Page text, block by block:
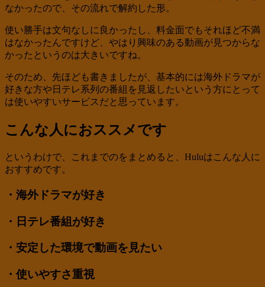
なかったので、その流れで解約した形。
使い勝手は文句なしに良かったし、料金面でもそれほど不満
はなかったんですけど、やはり興味のある動画が見つからな
かったというのは大きいですね。
そのため、先ほども書きましたが、基本的には海外ドラマが
好きな方や日テレ系列の番組を見返したいという方にとって
は使いやすいサービスだと思っています。
こんな人におススメです
というわけで、これまでのをまとめると、Huluはこんな人に
おすすめです。
・海外ドラマが好き
・日テレ番組が好き
・安定した環境で動画を見たい
・使いやすさ重視